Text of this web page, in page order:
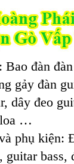
đàn
gảy đàn
dây đeo
loa …
phụ kiện:
bass,